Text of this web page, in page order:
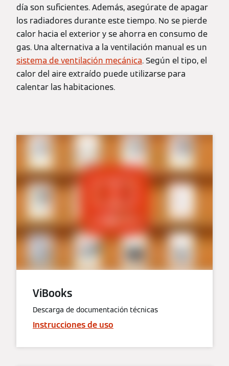
día son suficientes. Además, asegúrate de apagar
los radiadores durante este tiempo. No se pierde
calor hacia el exterior y se ahorra en consumo de
gas. Una alternativa a la ventilación manual es un
sistema de ventilación mecánica. Según el tipo, el
calor del aire extraído puede utilizarse para
calentar las habitaciones.
ViBooks
Descarga de documentación técnicas
Instrucciones de uso